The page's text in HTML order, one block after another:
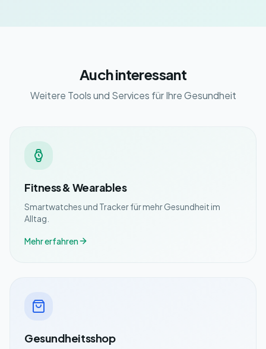
Auch interessant
Weitere Tools und Services für Ihre Gesundheit
Fitness & Wearables
Smartwatches und Tracker für mehr Gesundheit im
Alltag.
Mehr erfahren
Gesundheitsshop